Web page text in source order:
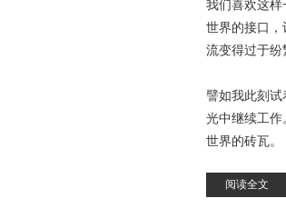
我们喜欢这
世界的接口
流变得过于纷
譬如我此刻
光中继续工
世界的砖瓦。
阅读全文